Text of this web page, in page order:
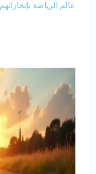
عالم الرياضة بإنجازاتهم